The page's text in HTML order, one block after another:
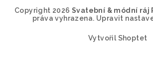
Copyright 2026 Svatební & módní ráj
práva vyhrazena. Upravit
Vytvořil Shoptet